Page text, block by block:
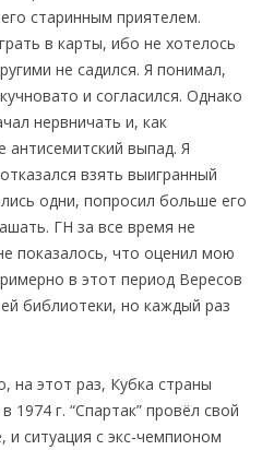
старинным приятелем.
в карты, ибо не хотелось
не садился. Я понимал,
и согласился. Однако
нервничать и, как
антисемитский выпад. Я
взять выигранный
одни, попросил больше его
ГН за все время не
показалось, что оценил мою
в этот период Вересов
библиотеки, но каждый раз
на этот раз, Кубка страны
г. “Спартак” провёл свой
ситуация с экс-чемпионом